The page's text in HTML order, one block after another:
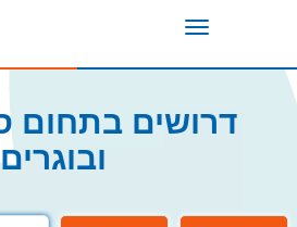
Toggle
דרושים בתחום
ובוגרים